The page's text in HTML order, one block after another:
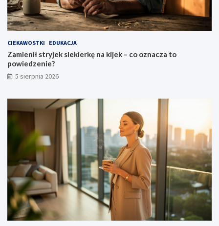
CIEKAWOSTKI EDUKACJA
Zamienił stryjek siekierkę na kijek – co oznacza to
powiedzenie?
5 sierpnia 2026